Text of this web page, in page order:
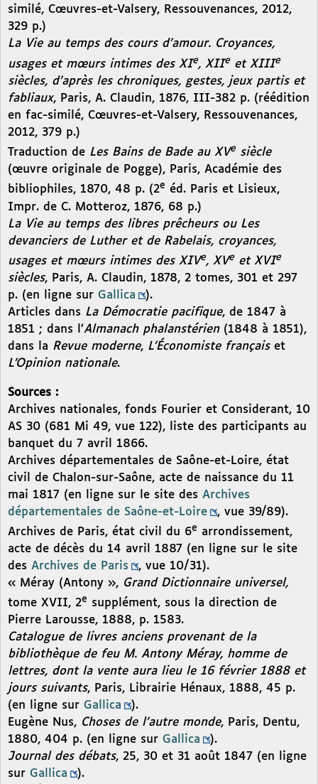
similé, Cœuvres-et-Valsery, Ressouvenances, 2012,
329 p.)
La Vie au temps des cours d’amour. Croyances,
usages et mœurs intimes des XIe, XIIe et XIIIe
siècles, d’après les chroniques, gestes, jeux partis et
fabliaux, Paris, A. Claudin, 1876, III-382 p. (réédition
en fac-similé, Cœuvres-et-Valsery, Ressouvenances,
2012, 379 p.)
Traduction de Les Bains de Bade au XVe siècle
(œuvre originale de Pogge), Paris, Académie des
bibliophiles, 1870, 48 p. (2e éd. Paris et Lisieux,
Impr. de C. Motteroz, 1876, 68 p.)
La Vie au temps des libres prêcheurs ou Les
devanciers de Luther et de Rabelais, croyances,
usages et mœurs intimes des XIVe, XVe et XVIe
siècles, Paris, A. Claudin, 1878, 2 tomes, 301 et 297
p. (en ligne sur Gallica
).
Articles dans La Démocratie pacifique, de 1847 à
1851 ; dans l’Almanach phalanstérien(1848 à 1851),
dans la Revue moderne, L’Économiste françaiset
L’Opinion nationale.
Sources :
Archives nationales, fonds Fourier et Considerant, 10
AS 30 (681 Mi 49, vue 122), liste des participants au
banquet du 7 avril 1866.
Archives départementales de Saône-et-Loire, état
civil de Chalon-sur-Saône, acte de naissance du 11
mai 1817 (en ligne sur le site des Archives
départementales de Saône-et-Loire
, vue 39/89).
Archives de Paris, état civil du 6e arrondissement,
acte de décès du 14 avril 1887 (en ligne sur le site
des Archives de Paris
, vue 10/31).
« Méray (Antony », Grand Dictionnaire universel,
tome XVII, 2e supplément, sous la direction de
Pierre Larousse, 1888, p. 1583.
Catalogue de livres anciens provenant de la
bibliothèque de feu M. Antony Méray, homme de
lettres, dont la vente aura lieu le 16 février 1888 et
jours suivants, Paris, Librairie Hénaux, 1888, 45 p.
(en ligne sur Gallica
).
Eugène Nus, Choses de l’autre monde, Paris, Dentu,
1880, 404 p. (en ligne sur Gallica
).
Journal des débats, 25, 30 et 31 août 1847 (en ligne
sur Gallica
).